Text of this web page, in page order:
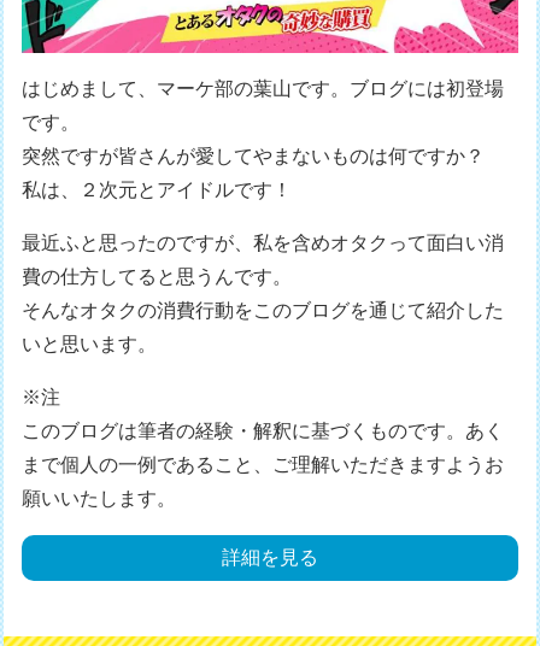
はじめまして、マーケ部の葉山です。ブログには初登場
です。
突然ですが皆さんが愛してやまないものは何ですか？
私は、２次元とアイドルです！
最近ふと思ったのですが、私を含めオタクって面白い消
費の仕方してると思うんです。
そんなオタクの消費行動をこのブログを通じて紹介した
いと思います。
※注
このブログは筆者の経験・解釈に基づくものです。あく
まで個人の一例であること、ご理解いただきますようお
願いいたします。
詳細を見る